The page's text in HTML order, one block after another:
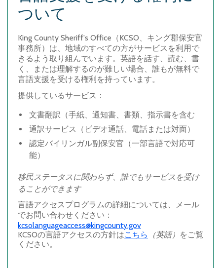
ついて
King County Sheriff's Office （KCSO、キング郡保安官
事務所）は、地域のすべての方がサービスを利用で
きるよう取り組んでいます。英語を話す、読む、書
く、または理解するのが難しい場合、誰もが無料で
言語支援を受ける権利を持っています。
提供しているサービス：
文書翻訳
（手紙、通知書、書類、指示書を含む
通訳サービス
（ビデオ通話、電話または対面）
認定バイリンガル副保安官 （一部言語で対応可
能）
移民ステータスに関わらず、誰でもサービスを受け
ることができます
言語アクセスプログラムの詳細については、メール
でお問い合わせください：
kcsolanguageaccess@kingcounty.gov
KCSOの言語アクセスの方針はこちら （英語） をご覧
ください。